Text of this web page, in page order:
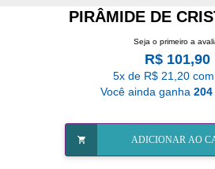
PIRÂMIDE DE
Seja o primeiro a
R$ 101,90
5x de R$ 21,20
Você ainda ganha
ADICIONAR AO